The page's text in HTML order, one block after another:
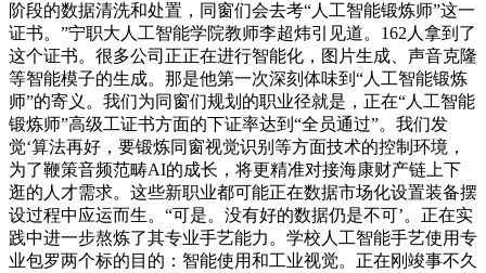
阶段的数据清洗和处置，同窗们会去考“人工智能锻炼师”这一
证书。”宁职大人工智能学院教师李超炜引见道。162人拿到了
这个证书。很多公司正正在进行智能化，图片生成、声音克隆
等智能模子的生成。那是他第一次深刻体味到“人工智能锻炼
师”的寄义。我们为同窗们规划的职业径就是，正在“人工智能
锻炼师”高级工证书方面的下证率达到“全员通过”。我们发
觉‘算法再好，要锻炼同窗视觉识别等方面技术的控制环境，
为了鞭策音频范畴AI的成长，将更精准对接海康财产链上下
逛的人才需求。这些新职业都可能正在数据市场化设置装备摆
设过程中应运而生。“可是。没有好的数据仍是不可’。正在实
践中进一步熬炼了其专业手艺能力。学校人工智能手艺使用专
业包罗两个标的目的：智能使用和工业视觉。正在刚竣事不久